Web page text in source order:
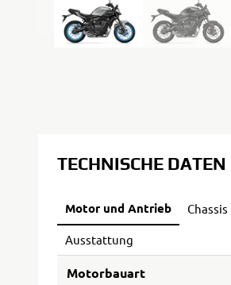
TECHNISCHE DATEN
Motor und Antrieb Chassis
Ausstattung
Motorbauart